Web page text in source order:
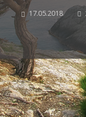
17.05.2018